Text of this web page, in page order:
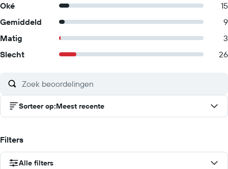
Oké
15
Gemiddeld
9
Matig
3
Slecht
26
Sorteer op:Meest recente
Filters
Alle filters